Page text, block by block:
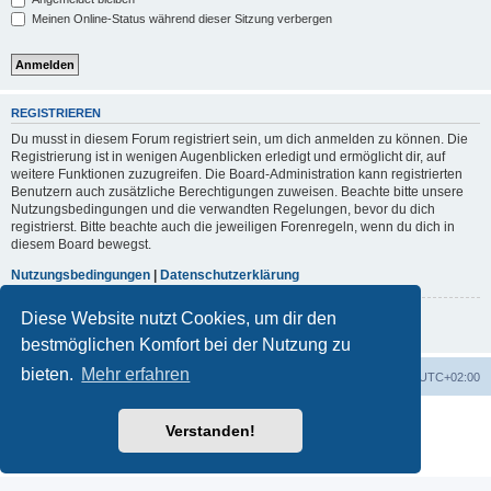
Diese Website nutzt Cookies, um dir den
bestmöglichen Komfort bei der Nutzung zu
bieten. Mehr erfahren
Verstanden!
Meinen Online-Status während dieser Sitzung verbergen
REGISTRIEREN
Du musst in diesem Forum registriert sein, um dich anmelden zu können. Die
Registrierung ist in wenigen Augenblicken erledigt und ermöglicht dir, auf
weitere Funktionen zuzugreifen. Die Board-Administration kann registrierten
Benutzern auch zusätzliche Berechtigungen zuweisen. Beachte bitte unsere
Nutzungsbedingungen und die verwandten Regelungen, bevor du dich
registrierst. Bitte beachte auch die jeweiligen Forenregeln, wenn du dich in
diesem Board bewegst.
Nutzungsbedingungen | Datenschutzerklärung
Registrieren
Portal Foren-Übersicht UTC+02:00
Powered by
® Forum Software © phpBB Limited
Deutsche Übersetzung durch
Datenschutz|Nutzungsbedingungen